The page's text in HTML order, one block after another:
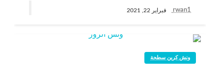
rwan1 فبراير 22, 2021
ونش كرين سطحة